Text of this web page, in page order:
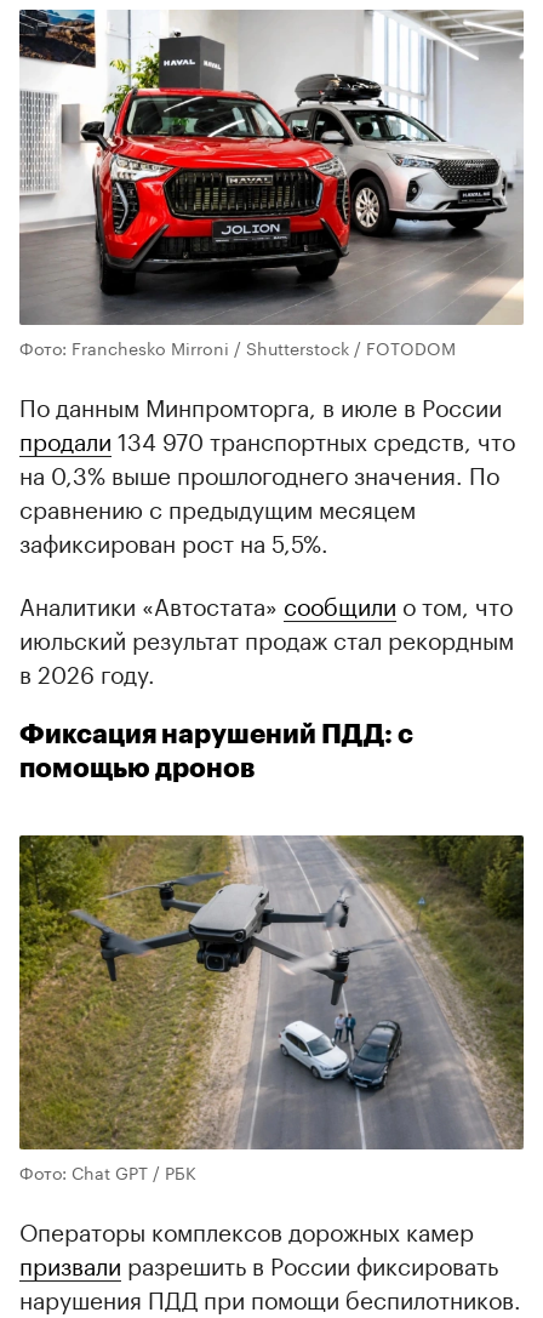
Фото: Franchesko Mirroni / Shutterstock / FOTODOM
По данным Минпромторга, в июле в России
продали 134 970 транспортных средств, что
на 0,3% выше прошлогоднего значения. По
сравнению с предыдущим месяцем
зафиксирован рост на 5,5%.
Аналитики «Автостата» сообщили о том, что
июльский результат продаж стал рекордным
в 2026 году.
Фиксация нарушений ПДД: с
помощью дронов
Фото: Chat GPT / РБК
Операторы комплексов дорожных камер
призвали разрешить в России фиксировать
нарушения ПДД при помощи беспилотников.